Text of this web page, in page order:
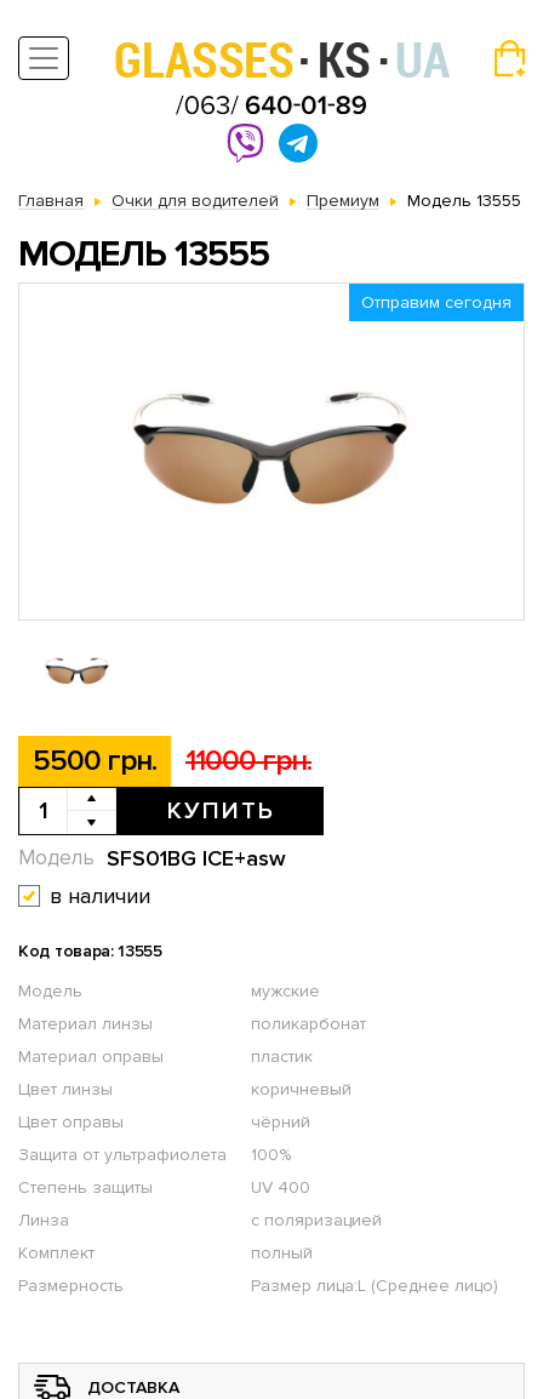
Главная Очки для водителей Премиум Модель 13555
МОДЕЛЬ 13555
Отправим сегодня
5500 грн. 11000 грн.
КУПИТЬ
SFS01BG ICE+asw
Модель
в наличии
Код товара: 13555
Модель
мужские
Материал линзы
поликарбонат
Материал оправы
пластик
Цвет линзы
коричневый
Цвет оправы
чёрний
Защита от ультрафиолета
100%
Степень защиты
UV 400
Линза
с поляризацией
Комплект
полный
Размерность
Размер лица:L (Среднее лицо)
ДОСТАВКА